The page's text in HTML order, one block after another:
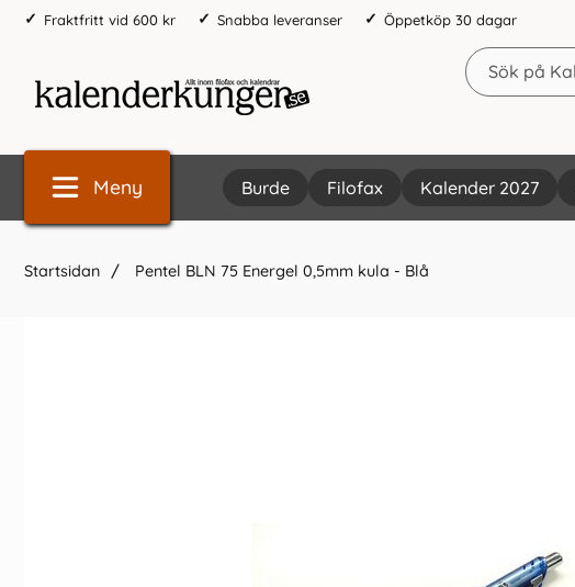
Fraktfritt vid 600 kr Snabba leveranser Öppetköp 30 dagar
Meny Burde Filofax Kalender 2027
Startsidan Pentel BLN 75 Energel 0,5mm kula - Blå